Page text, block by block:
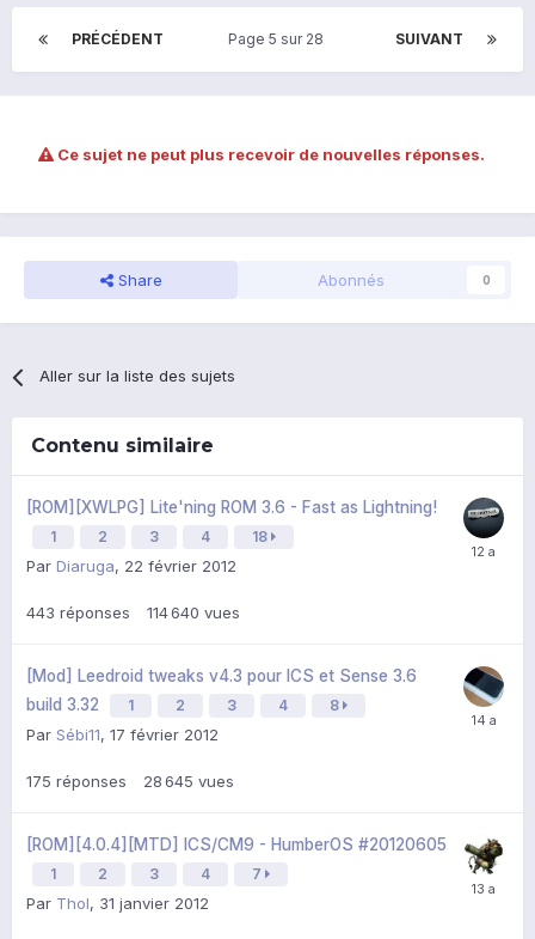
PRÉCÉDENT SUIVANT
Page 5 sur 28
Ce sujet ne peut plus recevoir de nouvelles réponses.
Share Abonnés 0
Aller sur la liste des sujets
Contenu similaire
[ROM][XWLPG] Lite'ning ROM 3.6 - Fast as Lightning!
1 2 3 4 18
Par Diaruga, 22 février 2012
443 réponses 114 640 vues
[Mod] Leedroid tweaks v4.3 pour ICS et Sense 3.6
build 3.32
1 2 3 4 8
Par Sébi11, 17 février 2012
175 réponses 28 645 vues
[ROM][4.0.4][MTD] ICS/CM9 - HumberOS #20120605
1 2 3 4 7
Par Thol, 31 janvier 2012